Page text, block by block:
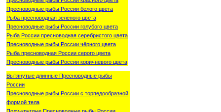
Пресноводные рыбы России белого цвета
Рыба пресноводная зелёного цвета
Пресноводные рыбы России голубого цвета
Рыба России пресноводная серебристого цвета
Пресноводные рыбы России чёрного цвета
Рыба пресноводная России серого цвета
Пресноводные рыбы России коричневого цвета
Вытянутые длинные Пресноводные рыбы
России
Пресноводные рыбы России с торпедообразной
формой тела